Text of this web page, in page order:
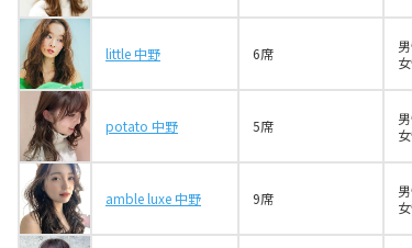
little 中野 6席
potato 中野 5席
amble luxe 中野 9席